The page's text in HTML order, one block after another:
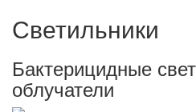
Светильники
Бактерицидные
облучатели